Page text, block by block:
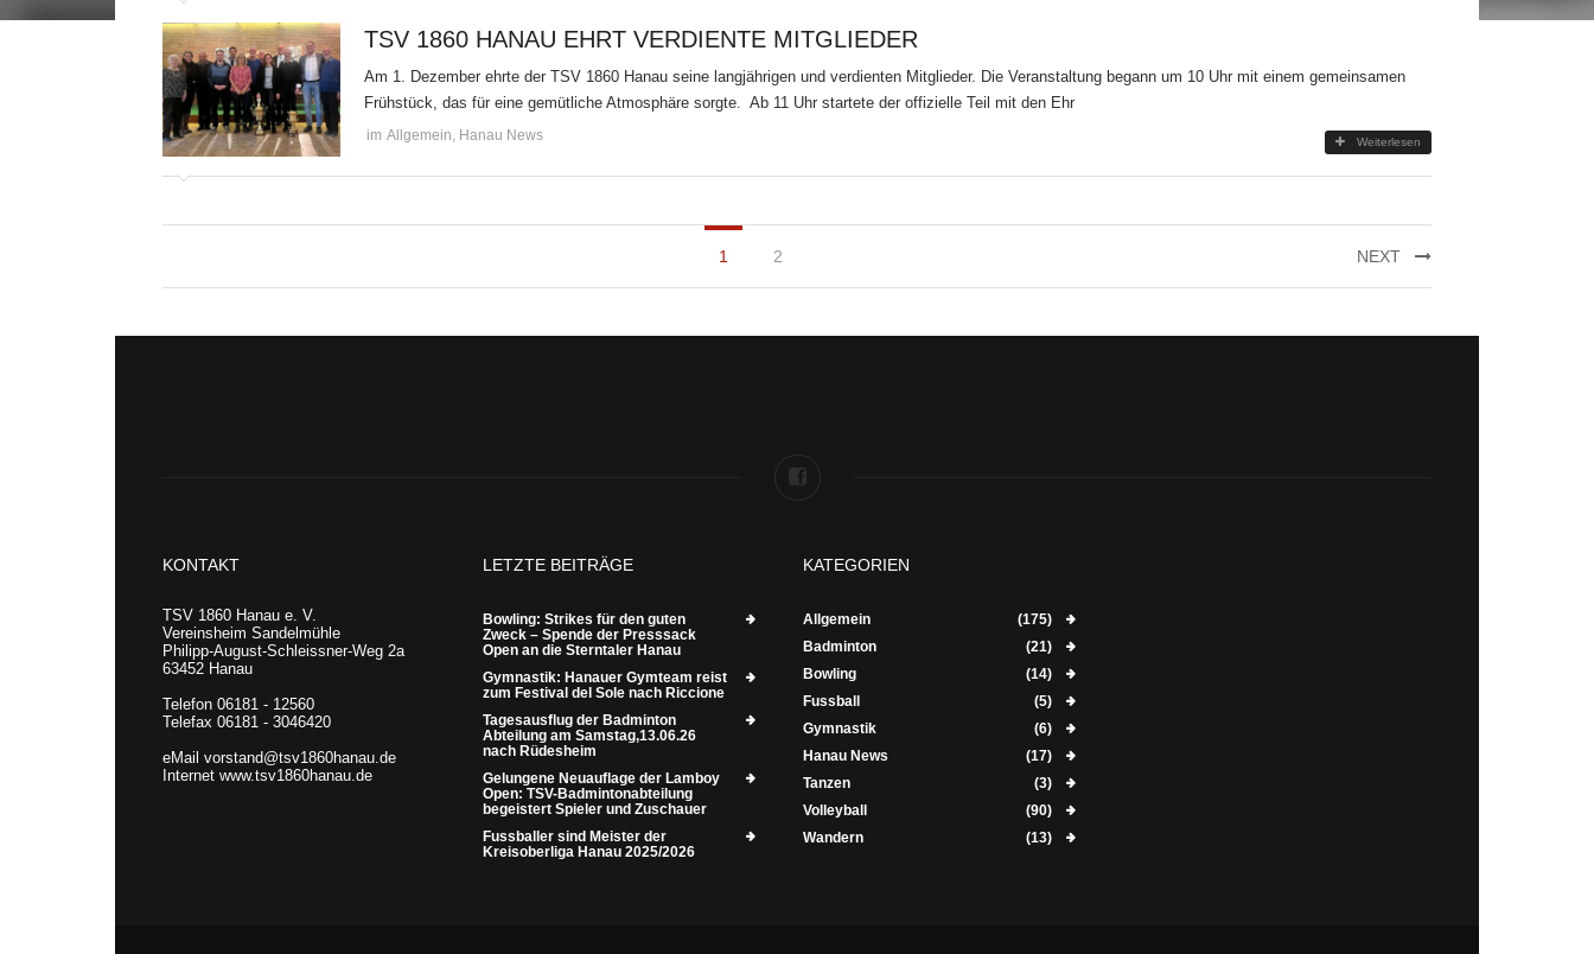
TSV 1860 HANAU EHRT VERDIENTE MITGLIEDER
Am 1. Dezember ehrte der TSV 1860 Hanau seine langjährigen und verdienten Mitglieder. Die Veranstaltung begann um 10 Uhr mit einem gemeinsamen
Frühstück, das für eine gemütliche Atmosphäre sorgte. Ab 11 Uhr startete der offizielle Teil mit den Ehr
im Allgemein, Hanau News Weiterlesen
1 2 NEXT
KONTAKT
TSV 1860 Hanau e. V.
Vereinsheim Sandelmühle
Philipp-August-Schleissner-Weg 2a
63452 Hanau
Telefon 06181 - 12560
Telefax 06181 - 3046420
eMail vorstand@tsv1860hanau.de
Internet www.tsv1860hanau.de
LETZTE BEITRÄGE
Bowling: Strikes für den guten
Zweck – Spende der Presssack
Open an die Sterntaler Hanau
Gymnastik: Hanauer Gymteam reist
zum Festival del Sole nach Riccione
Tagesausflug der Badminton
Abteilung am Samstag,13.06.26
nach Rüdesheim
Gelungene Neuauflage der Lamboy
Open: TSV-Badmintonabteilung
begeistert Spieler und Zuschauer
Fussballer sind Meister der
Kreisoberliga Hanau 2025/2026
KATEGORIEN
Allgemein
(175)
Badminton
(21)
Bowling
(14)
Fussball
(5)
Gymnastik
(6)
Hanau News
(17)
Tanzen
(3)
Volleyball
(90)
Wandern
(13)